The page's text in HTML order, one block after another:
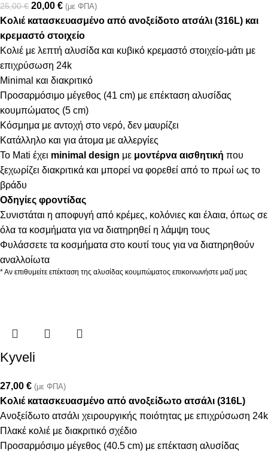
25,00€ 20,00 € (με ΦΠΑ)
Κολιέ κατασκευασμένο από ανοξείδοτο ατσάλι (316L) και
κρεμαστό στοιχείο
Κολιέ με λεπτή αλυσίδα και κυβικό κρεμαστό στοιχείο-μάτι με
επιχρύσωση 24k
Minimal και διακριτικό
Προσαρμόσιμο μέγεθος (41 cm) με επέκταση αλυσίδας
κουμπώματος (5 cm)
Κόσμημα με αντοχή στο νερό, δεν μαυρίζει
Κατάλληλο και για άτομα με αλλεργίες
Το Mati έχει minimal design με μοντέρνα αισθητική που
ξεχωρίζει διακριτικά και μπορεί να φορεθεί από το πρωί ως το
βράδυ
Οδηγίες φροντίδας
Συνιστάται η αποφυγή από κρέμες, κολόνιες και έλαια, όπως σε
όλα τα κοσμήματα για να διατηρηθεί η λάμψη τους
Φυλάσσετε τα κοσμήματα στο κουτί τους για να διατηρηθούν
αναλλοίωτα
* Αν επιθυμείτε επέκταση της αλυσίδας κουμπώματος επικοινωνήστε μαζί μας
Kyveli
27,00 € (με ΦΠΑ)
Κολιέ κατασκευασμένο από ανοξείδωτο ατσάλι (316L)
Ανοξείδωτο ατσάλι χειρουργικής ποιότητας με επιχρύσωση 24k
Πλακέ κολιέ με διακριτικό σχέδιο
Προσαρμόσιμο μέγεθος (40.5 cm) με επέκταση αλυσίδας